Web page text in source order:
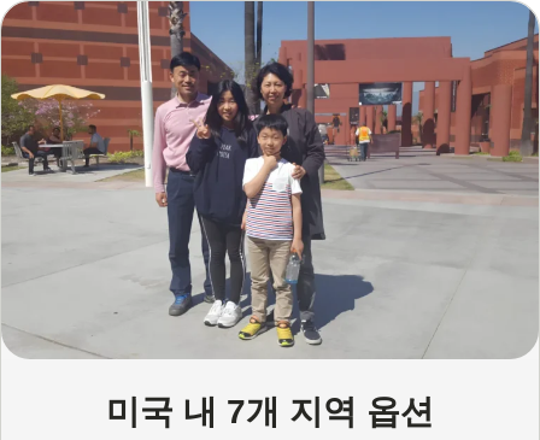
미국 내 7개 지역 옵션